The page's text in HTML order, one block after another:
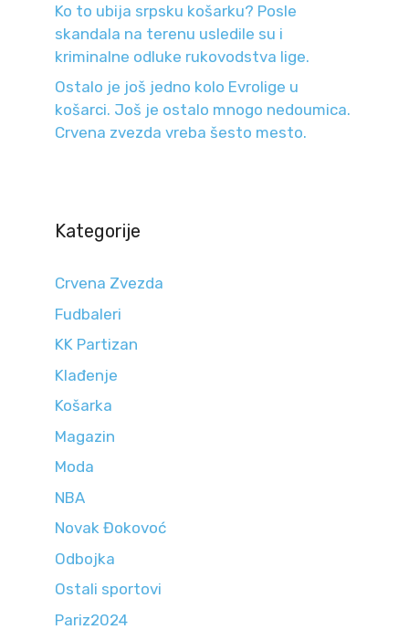
Ko to ubija srpsku košarku? Posle
skandala na terenu usledile su i
kriminalne odluke rukovodstva lige.
Ostalo je još jedno kolo Evrolige u
košarci. Još je ostalo mnogo nedoumica.
Crvena zvezda vreba šesto mesto.
Kategorije
Crvena Zvezda
Fudbaleri
KK Partizan
Klađenje
Košarka
Magazin
Moda
NBA
Novak Đokovoć
Odbojka
Ostali sportovi
Pariz2024